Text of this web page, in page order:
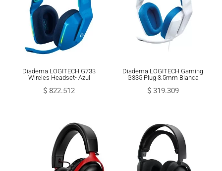
Diadema LOGITECH G733
Wireles Headset- Azul
$ 822.512
Diadema LOGITECH Gaming
G335 Plug 3.5mm Blanca
$319.309